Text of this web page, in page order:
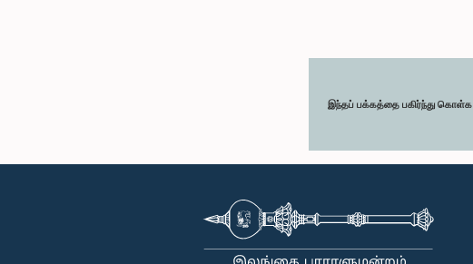
இந்தப் பக்கத்தை பகிர்ந்து கொள்க